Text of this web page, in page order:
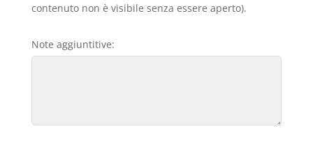
contenuto non è visibile senza essere aperto).
Note aggiuntitive: